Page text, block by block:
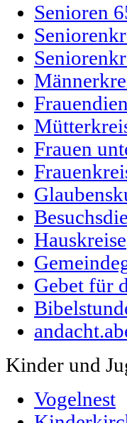
Senioren
Frauen
Hauskreise
Gebet für
Kinder und
Vogelnest